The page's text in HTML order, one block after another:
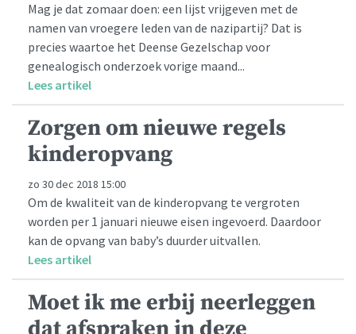
Mag je dat zomaar doen: een lijst vrijgeven met de
namen van vroegere leden van de nazipartij? Dat is
precies waartoe het Deense Gezelschap voor
genealogisch onderzoek vorige maand...
Lees artikel
Zorgen om nieuwe regels
kinderopvang
zo 30 dec 2018 15:00
Om de kwaliteit van de kinderopvang te vergroten
worden per 1 januari nieuwe eisen ingevoerd. Daardoor
kan de opvang van baby’s duurder uitvallen.
Lees artikel
Moet ik me erbij neerleggen